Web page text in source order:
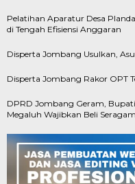
Pelatihan Aparatur Desa
di Tengah Efisiensi Anggaran
Disperta Jombang Usulkan,
Disperta Jombang Rakor OPT
DPRD Jombang Geram, Bupati
Megaluh Wajibkan Beli